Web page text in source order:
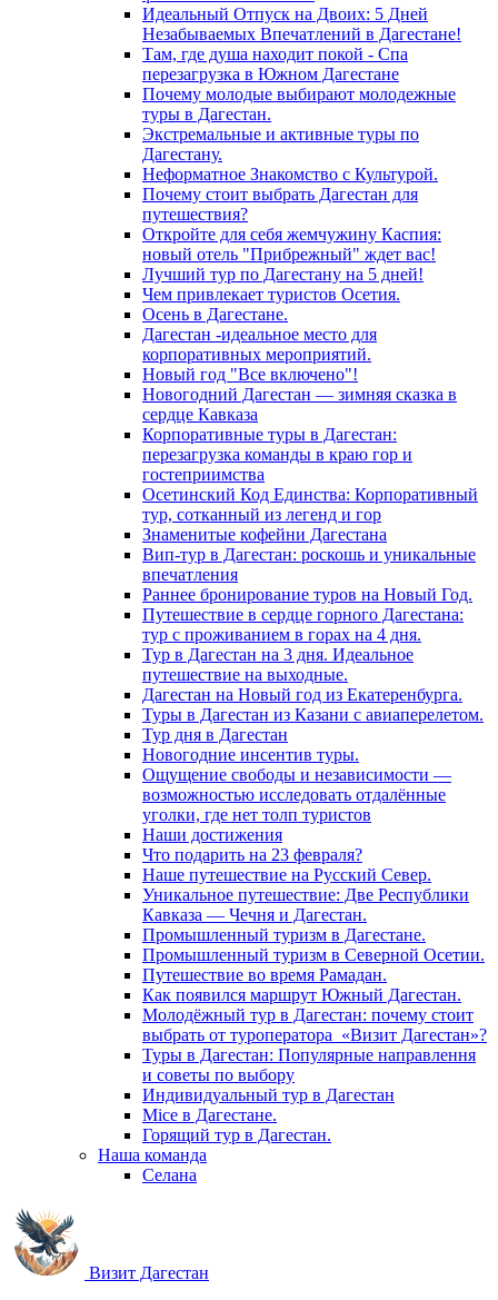
Идеальный Отпуск на Двоих: 5 Дней
Незабываемых Впечатлений в Дагестане!
Там, где душа находит покой - Спа
перезагрузка в Южном Дагестане
Почему молодые выбирают молодежные
туры в Дагестан.
Экстремальные и активные туры по
Дагестану.
Неформатное Знакомство с Культурой.
Почему стоит выбрать Дагестан для
путешествия?
Откройте для себя жемчужину Каспия:
новый отель "Прибрежный" ждет вас!
Лучший тур по Дагестану на 5 дней!
Чем привлекает туристов Осетия.
Осень в Дагестане.
Дагестан -идеальное место для
корпоративных мероприятий.
Новый год "Все включено"!
Новогодний Дагестан — зимняя сказка в
сердце Кавказа
Корпоративные туры в Дагестан:
перезагрузка команды в краю гор и
гостеприимства
Осетинский Код Единства: Корпоративный
тур, сотканный из легенд и гор
Знаменитые кофейни Дагестана
Вип-тур в Дагестан: роскошь и уникальные
впечатления
Раннее бронирование туров на Новый Год.
Путешествие в сердце горного Дагестана:
тур с проживанием в горах на 4 дня.
Тур в Дагестан на 3 дня. Идеальное
путешествие на выходные.
Дагестан на Новый год из Екатеренбурга.
Туры в Дагестан из Казани с авиаперелетом.
Тур дня в Дагестан
Новогодние инсентив туры.
Ощущение свободы и независимости —
возможностью исследовать отдалённые
уголки, где нет толп туристов
Наши достижения
Что подарить на 23 февраля?
Наше путешествие на Русский Север.
Уникальное путешествие: Две Республики
Кавказа — Чечня и Дагестан.
Промышленный туризм в Дагестане.
Промышленный туризм в Северной Осетии.
Путешествие во время Рамадан.
Как появился маршрут Южный Дагестан.
Молодёжный тур в Дагестан: почему стоит
выбрать от туроператора «Визит Дагестан»?
Туры в Дагестан: Популярные направлення
и советы по выбору
Индивидуальный тур в Дагестан
Mice в Дагестане.
Горящий тур в Дагестан.
Наша команда
Селана
Визит Дагестан